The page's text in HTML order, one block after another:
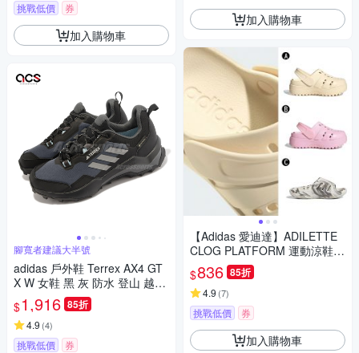
挑戰低價 券
加入購物車
腳寬者建議大半號
adidas 戶外鞋 Terrex AX4 GT
X W 女鞋 黑 灰 防水 登山 越野
郊山 愛迪達 HQ1051
$1,916 85折
4.9 (4)
挑戰低價 券
加入購物車
【Adidas 愛迪達】ADILETTE
CLOG PLATFORM 運動涼鞋
運動拖鞋 男女 A-JP7159 B-JR
2626 精選三款
$836 85折
4.9 (7)
挑戰低價 券
加入購物車